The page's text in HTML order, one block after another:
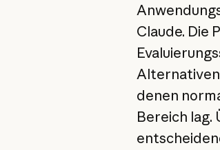
Claude. Die
Alternativen
denen
Bereich lag.